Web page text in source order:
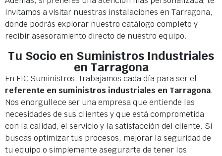
invitamos a visitar nuestras instalaciones en Tarragona,
donde podrás explorar nuestro catálogo completo y
recibir asesoramiento directo de nuestro equipo.
Tu Socio en Suministros Industriales
en Tarragona
En FIC Suministros, trabajamos cada día para ser el
referente en suministros industriales en Tarragona.
Nos enorgullece ser una empresa que entiende las
necesidades de sus clientes y que está comprometida
con la calidad, el servicio y la satisfacción del cliente. Si
buscas optimizar tus procesos, mejorar la seguridad de
tu equipo o simplemente asegurarte de tener los